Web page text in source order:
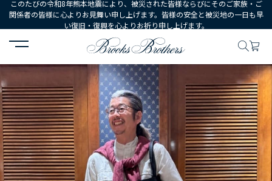
このたびの令和8年熊本地震により、被災された皆様ならびにそのご家族・ご
関係者の皆様に心よりお見舞い申し上げます。皆様の安全と被災地の一日も早
い復旧・復興を心よりお祈り申し上げます。
HOME コーディネート コーディネート詳細